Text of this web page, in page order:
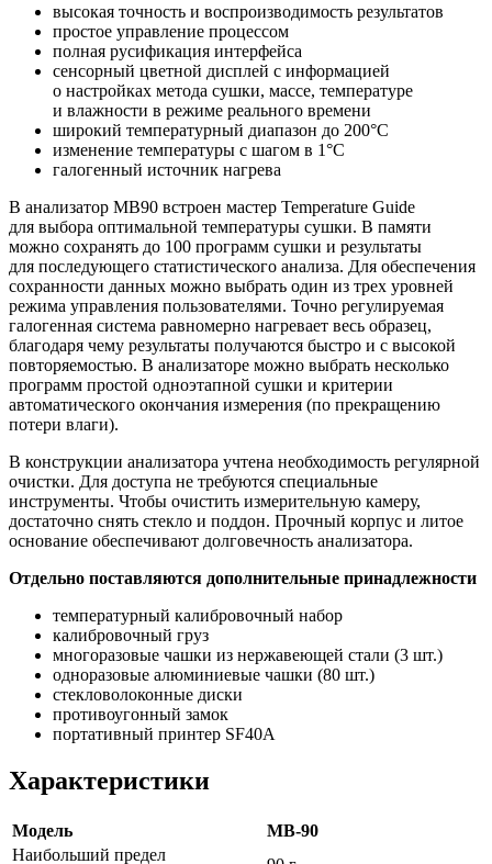
высокая точность и воспроизводимость результатов
простое управление процессом
полная русификация интерфейса
сенсорный цветной дисплей с информацией
о настройках метода сушки, массе, температуре
и влажности в режиме реального времени
широкий температурный диапазон до 200°С
изменение температуры с шагом в 1°С
галогенный источник нагрева
В анализатор MB90 встроен мастер Temperature Guide
для выбора оптимальной температуры сушки. В памяти
можно сохранять до 100 программ сушки и результаты
для последующего статистического анализа. Для обеспечения
сохранности данных можно выбрать один из трех уровней
режима управления пользователями. Точно регулируемая
галогенная система равномерно нагревает весь образец,
благодаря чему результаты получаются быстро и с высокой
повторяемостью. В анализаторе можно выбрать несколько
программ простой одноэтапной сушки и критерии
автоматического окончания измерения (по прекращению
потери влаги).
В конструкции анализатора учтена необходимость регулярной
очистки. Для доступа не требуются специальные
инструменты. Чтобы очистить измерительную камеру,
достаточно снять стекло и поддон. Прочный корпус и литое
основание обеспечивают долговечность анализатора.
Отдельно поставляются дополнительные принадлежности
температурный калибровочный набор
калибровочный груз
многоразовые чашки из нержавеющей стали (3 шт.)
одноразовые алюминиевые чашки (80 шт.)
стекловолоконные диски
противоугонный замок
портативный принтер SF40A
Характеристики
Модель
MB-90
Наибольший предел